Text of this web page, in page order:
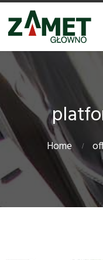
Home